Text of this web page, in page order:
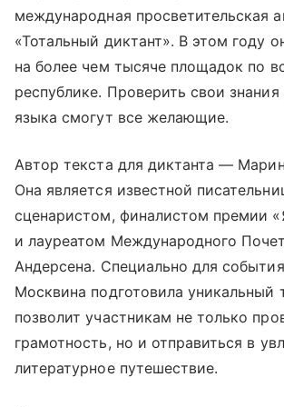
международная просветительская
«Тотальный диктант». В этом году
на более чем тысяче площадок по
республике. Проверить свои знания
языка смогут все желающие.
Автор текста для диктанта —
Она является известной
сценаристом, финалистом премии
и лауреатом Международного
Андерсена. Специально для
Москвина подготовила уникальный
позволит участникам не только
грамотность, но и отправиться в
литературное путешествие.